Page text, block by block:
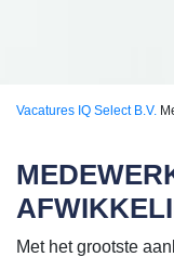
Vacatures IQ Select B.V.
Met het grootste